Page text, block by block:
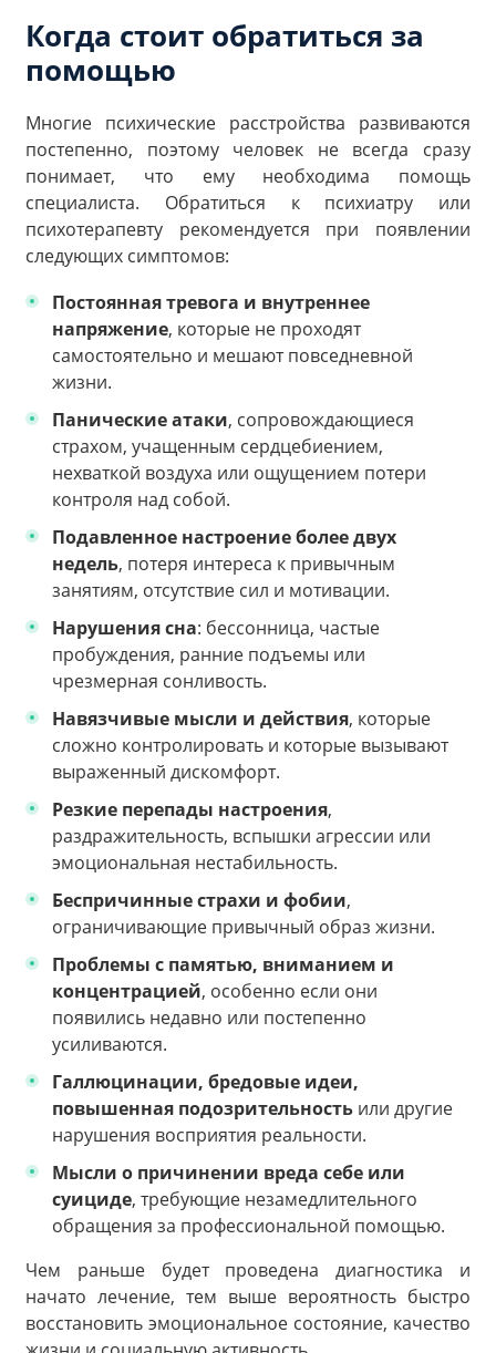
Когда стоит обратиться за
помощью
Многие психические расстройства развиваются
постепенно, поэтому человек не всегда сразу
понимает, что ему необходима помощь
специалиста. Обратиться к психиатру или
психотерапевту рекомендуется при появлении
следующих симптомов:
Постоянная тревога и внутреннее
напряжение, которые не проходят
самостоятельно и мешают повседневной
жизни.
Панические атаки, сопровождающиеся
страхом, учащенным сердцебиением,
нехваткой воздуха или ощущением потери
контроля над собой.
Подавленное настроение более двух
недель, потеря интереса к привычным
занятиям, отсутствие сил и мотивации.
Нарушения сна: бессонница, частые
пробуждения, ранние подъемы или
чрезмерная сонливость.
Навязчивые мысли и действия, которые
сложно контролировать и которые вызывают
выраженный дискомфорт.
Резкие перепады настроения,
раздражительность, вспышки агрессии или
эмоциональная нестабильность.
Беспричинные страхи и фобии,
ограничивающие привычный образ жизни.
Проблемы с памятью, вниманием и
концентрацией, особенно если они
появились недавно или постепенно
усиливаются.
Галлюцинации, бредовые идеи,
повышенная подозрительность или другие
нарушения восприятия реальности.
Мысли о причинении вреда себе или
суициде, требующие незамедлительного
обращения за профессиональной помощью.
Чем раньше будет проведена диагностика и
начато лечение, тем выше вероятность быстро
восстановить эмоциональное состояние, качество